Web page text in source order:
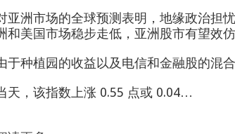
亚洲市场的全球预测表明，地缘政治担
和美国市场稳步走低，亚洲股市有望效仿
于种植园的收益以及电信和金融股的混
天，该指数上涨 0.55 点或 0.04…